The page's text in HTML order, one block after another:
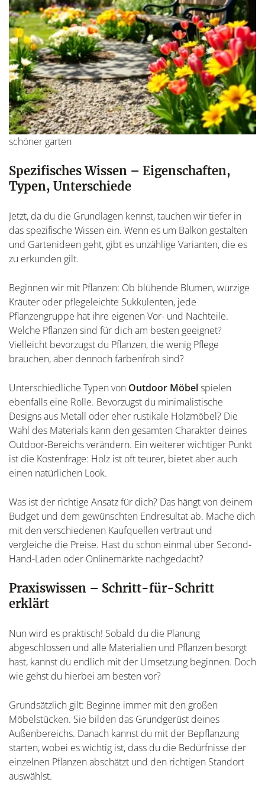
schöner garten
Spezifisches Wissen – Eigenschaften,
Typen, Unterschiede
Jetzt, da du die Grundlagen kennst, tauchen wir tiefer in
das spezifische Wissen ein. Wenn es um Balkon gestalten
und Gartenideen geht, gibt es unzählige Varianten, die es
zu erkunden gilt.
Beginnen wir mit Pflanzen: Ob blühende Blumen, würzige
Kräuter oder pflegeleichte Sukkulenten, jede
Pflanzengruppe hat ihre eigenen Vor- und Nachteile.
Welche Pflanzen sind für dich am besten geeignet?
Vielleicht bevorzugst du Pflanzen, die wenig Pflege
brauchen, aber dennoch farbenfroh sind?
Unterschiedliche Typen von Outdoor Möbelspielen
ebenfalls eine Rolle. Bevorzugst du minimalistische
Designs aus Metall oder eher rustikale Holzmöbel? Die
Wahl des Materials kann den gesamten Charakter deines
Outdoor-Bereichs verändern. Ein weiterer wichtiger Punkt
ist die Kostenfrage: Holz ist oft teurer, bietet aber auch
einen natürlichen Look.
Was ist der richtige Ansatz für dich? Das hängt von deinem
Budget und dem gewünschten Endresultat ab. Mache dich
mit den verschiedenen Kaufquellen vertraut und
vergleiche die Preise. Hast du schon einmal über Second-
Hand-Läden oder Onlinemärkte nachgedacht?
Praxiswissen – Schritt-für-Schritt
erklärt
Nun wird es praktisch! Sobald du die Planung
abgeschlossen und alle Materialien und Pflanzen besorgt
hast, kannst du endlich mit der Umsetzung beginnen. Doch
wie gehst du hierbei am besten vor?
Grundsätzlich gilt: Beginne immer mit den großen
Möbelstücken. Sie bilden das Grundgerüst deines
Außenbereichs. Danach kannst du mit der Bepflanzung
starten, wobei es wichtig ist, dass du die Bedürfnisse der
einzelnen Pflanzen abschätzt und den richtigen Standort
auswählst.